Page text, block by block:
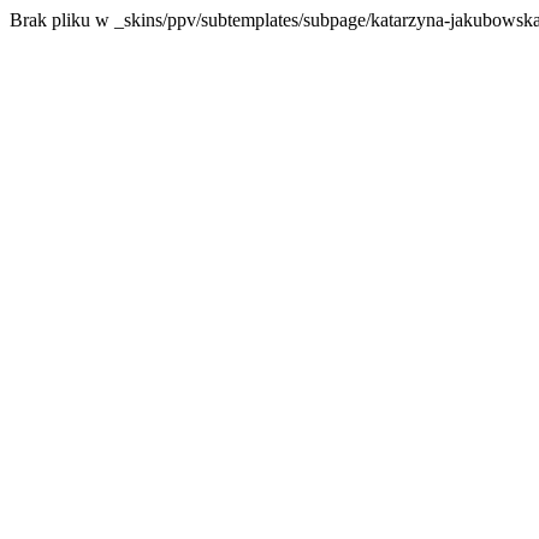
Brak pliku w _skins/ppv/subtemplates/subpage/katarzyna-